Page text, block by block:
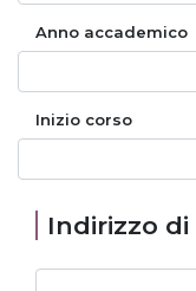
Anno accademico
Inizio corso
Indirizzo di